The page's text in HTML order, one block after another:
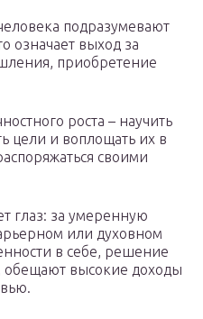
подразумевают
означает выход за
приобретение
роста – научить
цели и воплощать их в
своими
глаз: за умеренную
или духовном
в себе, решение
обещают высокие доходы